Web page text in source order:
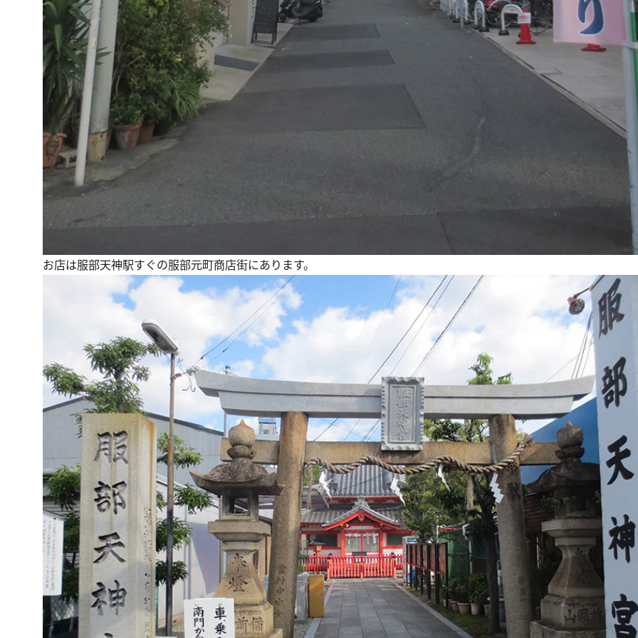
お店は服部天神駅すぐの服部元町商店街にあります。